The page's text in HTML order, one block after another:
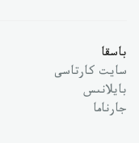
باسقا
سايت كارتاسى
بايلانىس
جارناما